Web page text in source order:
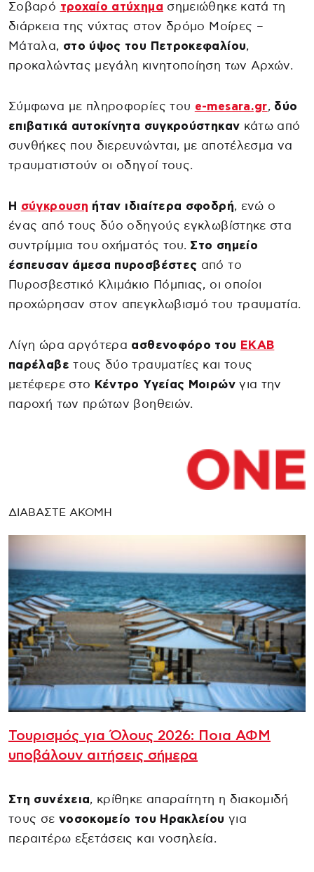
Σοβαρό τροχαίο ατύχημα σημειώθηκε κατά τη
διάρκεια της νύχτας στον δρόμο Μοίρες –
Μάταλα, στο ύψος του Πετροκεφαλίου,
προκαλώντας μεγάλη κινητοποίηση των Αρχών.
Σύμφωνα με πληροφορίες του e-mesara.gr, δύο
επιβατικά αυτοκίνητα συγκρούστηκαν κάτω από
συνθήκες που διερευνώνται, με αποτέλεσμα να
τραυματιστούν οι οδηγοί τους.
Η σύγκρουση ήταν ιδιαίτερα σφοδρή, ενώ ο
ένας από τους δύο οδηγούς εγκλωβίστηκε στα
συντρίμμια του οχήματός του. Στο σημείο
έσπευσαν άμεσα πυροσβέστες από το
Πυροσβεστικό Κλιμάκιο Πόμπιας, οι οποίοι
προχώρησαν στον απεγκλωβισμό του τραυματία.
Λίγη ώρα αργότερα ασθενοφόρο του ΕΚΑΒ
παρέλαβε τους δύο τραυματίες και τους
μετέφερε στο Κέντρο Υγείας Μοιρώνγια την
παροχή των πρώτων βοηθειών.
ΔΙΑΒΑΣΤΕ ΑΚΟΜΗ
Τουρισμός για Όλους 2026: Ποια ΑΦΜ
υποβάλουν αιτήσεις σήμερα
Στη συνέχεια, κρίθηκε απαραίτητη η διακομιδή
τους σε νοσοκομείο του Ηρακλείου για
περαιτέρω εξετάσεις και νοσηλεία.